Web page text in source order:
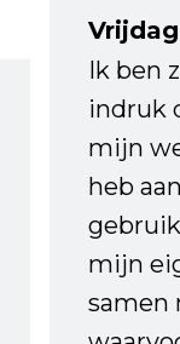
Ik ben
indruk
mijn
heb
mijn
samen